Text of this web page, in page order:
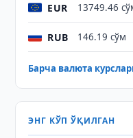
EUR 13749.46
RUB 146.19 сўм
Барча валюта
ЭНГ КЎП ЎҚИЛГАН